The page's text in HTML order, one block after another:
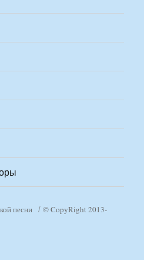
песни
© CopyRight 2013-